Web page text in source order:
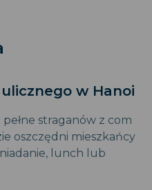
w Hanoi
pełne straganów z com
oszczędni mieszkańcy
lunch lub